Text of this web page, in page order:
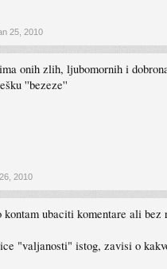
25, 2010
onih zlih, ljubomornih i
''bezeze''
2010
kontam ubaciti komentare ali
"valjanosti" istog, zavisi o